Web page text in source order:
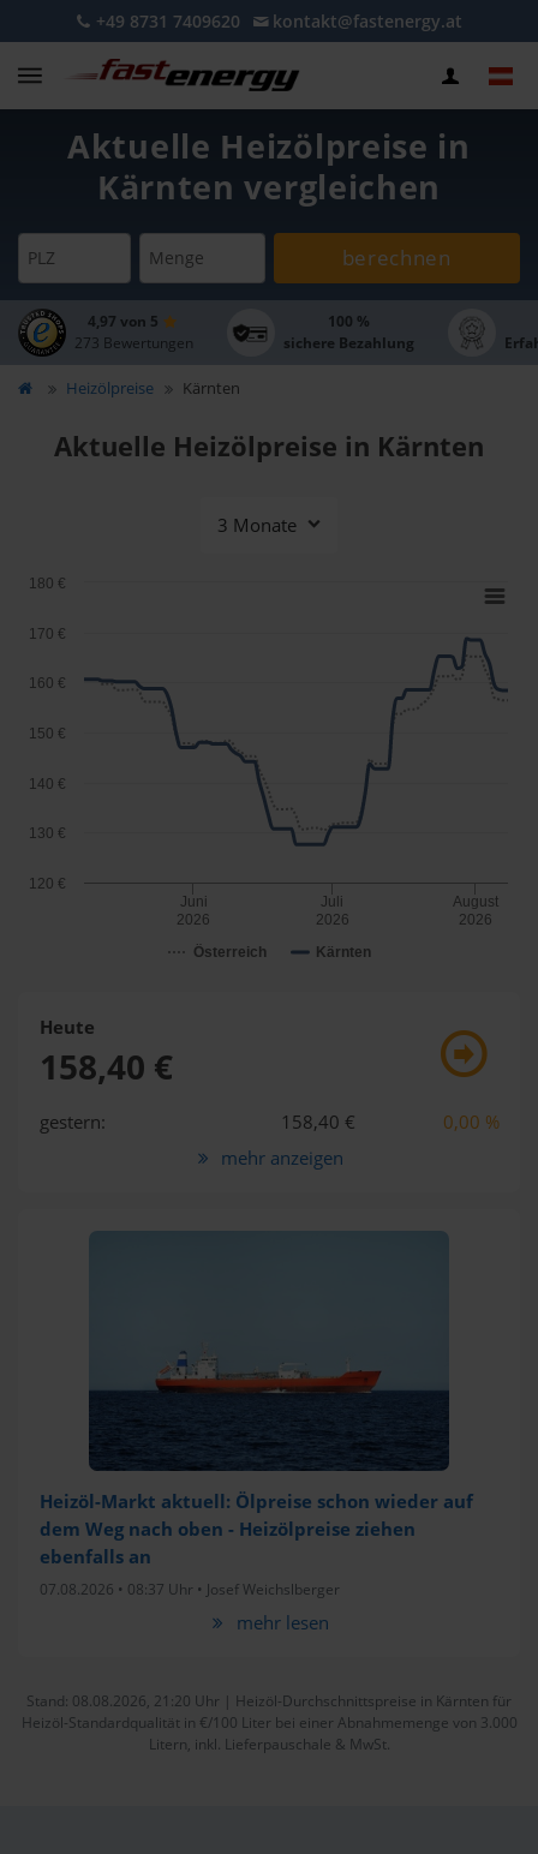
+49 8731 7409620 kontakt@fastenergy.at
Aktuelle Heizölpreise in
Kärnten vergleichen
PLZ Menge berechnen
4,97 von 5
273 Bewertungen
100 %
sichere Bezahlung
Heizölpreise Kärnten
Aktuelle Heizölpreise in Kärnten
3 Monate
Österreich Kärnten
Juni
2026
Juli
2026
August
2026
120 €
130 €
140 €
150 €
160 €
170 €
180 €
Heute
158,40 €
gestern: 158,40 €
0,00 %
mehr anzeigen
Heizöl-Markt aktuell: Ölpreise schon wieder auf
dem Weg nach oben - Heizölpreise ziehen
ebenfalls an
07.08.2026 • 08:37 Uhr • Josef Weichslberger
mehr lesen
Stand: 08.08.2026, 21:20 Uhr | Heizöl-Durchschnittspreise in Kärnten für
Heizöl-Standardqualität in €/100 Liter bei einer Abnahmemenge von 3.000
Litern, inkl. Lieferpauschale & MwSt.